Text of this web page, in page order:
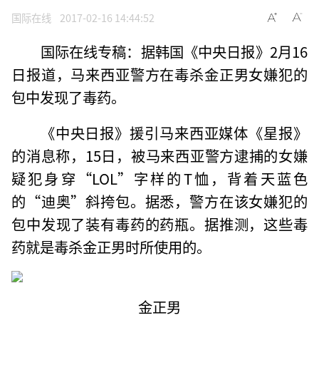
国际在线 2017-02-16 14:44:52
国际在线专稿：据韩国《中央日报》2月16
日报道，马来西亚警方在毒杀金正男女嫌犯的
包中发现了毒药。
《中央日报》援引马来西亚媒体《星报》
的消息称，15日，被马来西亚警方逮捕的女嫌
疑犯身穿“LOL”字样的T恤，背着天蓝色
的“迪奥”斜挎包。据悉，警方在该女嫌犯的
包中发现了装有毒药的药瓶。据推测，这些毒
药就是毒杀金正男时所使用的。
金正男